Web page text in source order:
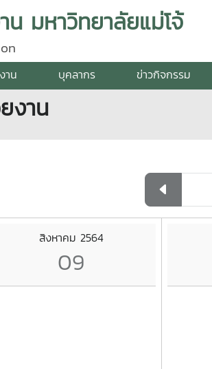
มหาวิทยาลัยแม่โจ้
าน บุคลากร ข่าวกิจกรรม
งาน
สิงหาคม 2564
09